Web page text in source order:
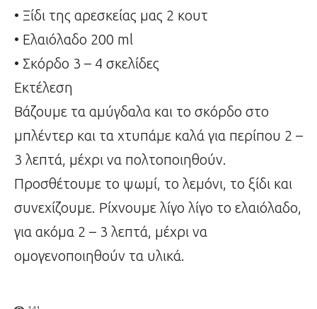
• Ξίδι της αρεσκείας μας 2 κουτ
• Ελαιόλαδο 200 ml
• Σκόρδο 3 – 4 σκελίδες
Εκτέλεση
Βάζουμε τα αμύγδαλα και το σκόρδο στο
μπλέντερ και τα χτυπάμε καλά για περίπου 2 –
3 λεπτά, μέχρι να πολτοποιηθούν.
Προσθέτουμε το ψωμί, το λεμόνι, το ξίδι και
συνεχίζουμε. Ρίχνουμε λίγο λίγο το ελαιόλαδο,
για ακόμα 2 – 3 λεπτά, μέχρι να
ομογενοποιηθούν τα υλικά.